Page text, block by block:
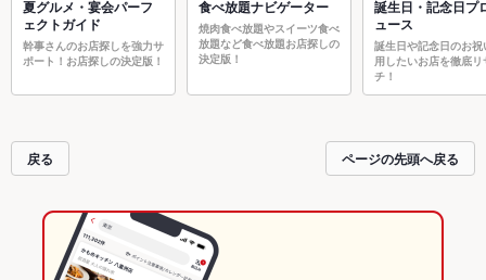
夏グルメ・宴会パーフ
ェクトガイド
幹事さんのお店探しを強力サ
ポート！お店探しの決定版！
食べ放題ナビゲーター
焼肉食べ放題やスイーツ食べ
放題など食べ放題お店探しの
決定版！
誕生日・記念日プ
ュース
誕生日や記念日のお祝
用したいお店を徹底リ
チ！
戻る ページの先頭へ戻る